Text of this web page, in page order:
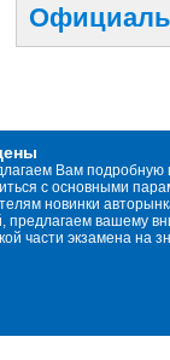
Вам
с основными
новинки
предлагаем вашему
части экзамена